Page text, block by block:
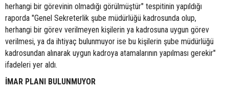
herhangi bir görevinin olmadığı görülmüştür" tespitinin yapıldığı
raporda "Genel Sekreterlik şube müdürlüğü kadrosunda olup,
herhangi bir görev verilmeyen kişilerin ya kadrosuna uygun görev
verilmesi, ya da ihtiyaç bulunmuyor ise bu kişilerin şube müdürlüğü
kadrosundan alınarak uygun kadroya atamalarının yapılması gerekir"
ifadeleri yer aldı.
İMAR PLANI BULUNMUYOR